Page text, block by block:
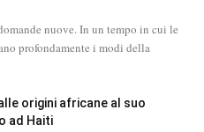
nuove. In un tempo in cui le
profondamente i modi della
origini africane al suo
ad Haiti